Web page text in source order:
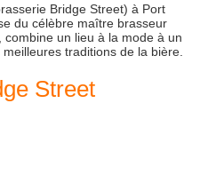
Bridge Street) à Port
du célèbre maître brasseur
combine un lieu à la mode à un
traditions de la bière.
Street